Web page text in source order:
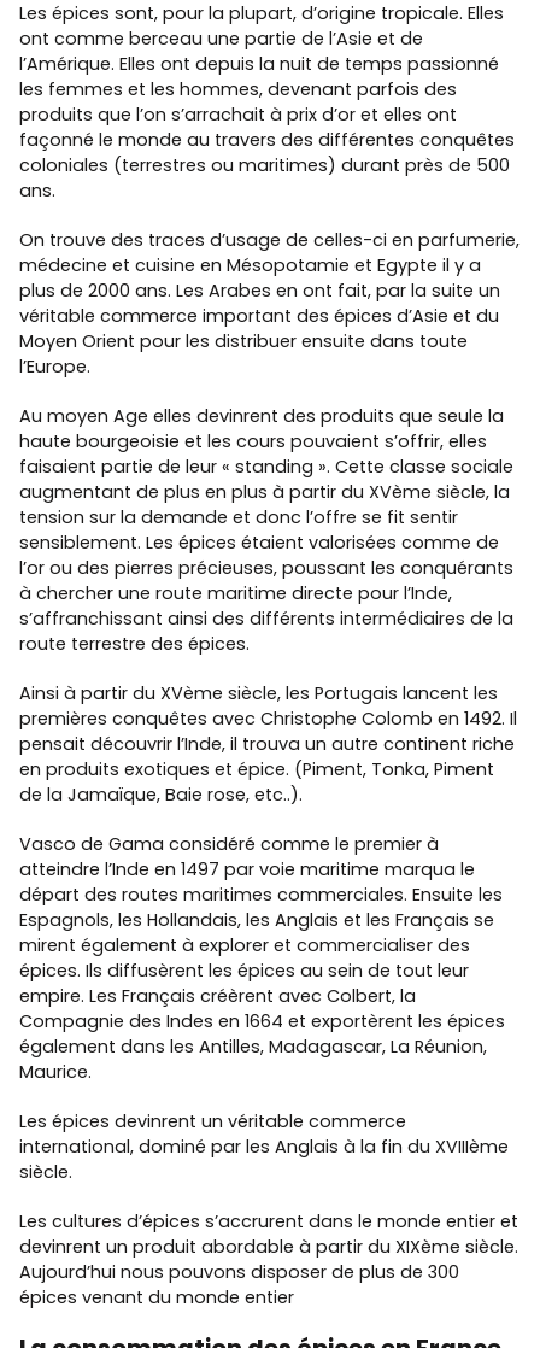
Les épices sont, pour la plupart, d’origine tropicale. Elles
ont comme berceau une partie de l’Asie et de
l’Amérique. Elles ont depuis la nuit de temps passionné
les femmes et les hommes, devenant parfois des
produits que l’on s’arrachait à prix d’or et elles ont
façonné le monde au travers des différentes conquêtes
coloniales (terrestres ou maritimes) durant près de 500
ans.
On trouve des traces d’usage de celles-ci en parfumerie,
médecine et cuisine en Mésopotamie et Egypte il y a
plus de 2000 ans. Les Arabes en ont fait, par la suite un
véritable commerce important des épices d’Asie et du
Moyen Orient pour les distribuer ensuite dans toute
l’Europe.
Au moyen Age elles devinrent des produits que seule la
haute bourgeoisie et les cours pouvaient s’offrir, elles
faisaient partie de leur « standing ». Cette classe sociale
augmentant de plus en plus à partir du XVème siècle, la
tension sur la demande et donc l’offre se fit sentir
sensiblement. Les épices étaient valorisées comme de
l’or ou des pierres précieuses, poussant les conquérants
à chercher une route maritime directe pour l’Inde,
s’affranchissant ainsi des différents intermédiaires de la
route terrestre des épices.
Ainsi à partir du XVème siècle, les Portugais lancent les
premières conquêtes avec Christophe Colomb en 1492. Il
pensait découvrir l’Inde, il trouva un autre continent riche
en produits exotiques et épice. (Piment, Tonka, Piment
de la Jamaïque, Baie rose, etc..).
Vasco de Gama considéré comme le premier à
atteindre l’Inde en 1497 par voie maritime marqua le
départ des routes maritimes commerciales. Ensuite les
Espagnols, les Hollandais, les Anglais et les Français se
mirent également à explorer et commercialiser des
épices. Ils diffusèrent les épices au sein de tout leur
empire. Les Français créèrent avec Colbert, la
Compagnie des Indes en 1664 et exportèrent les épices
également dans les Antilles, Madagascar, La Réunion,
Maurice.
Les épices devinrent un véritable commerce
international, dominé par les Anglais à la fin du XVIIIème
siècle.
Les cultures d’épices s’accrurent dans le monde entier et
devinrent un produit abordable à partir du XIXème siècle.
Aujourd’hui nous pouvons disposer de plus de 300
épices venant du monde entier